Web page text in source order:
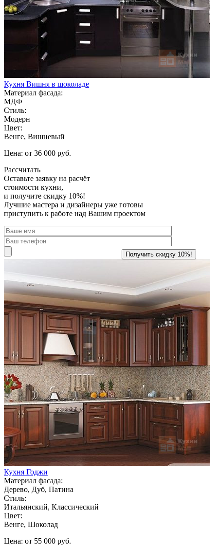
Кухня Вишня в шоколаде
Материал фасада:
МДФ
Стиль:
Модерн
Цвет:
Венге, Вишневый
Цена: от 36 000 руб.
Рассчитать
Оставьте заявку на расчёт
стоимости кухни,
и получите скидку 10%!
Лучшие мастера и дизайнеры уже готовы
приступить к работе над Вашим проектом
Кухня Годжи
Материал фасада:
Дерево, Дуб, Патина
Стиль:
Итальянский, Классический
Цвет:
Венге, Шоколад
Цена: от 55 000 руб.